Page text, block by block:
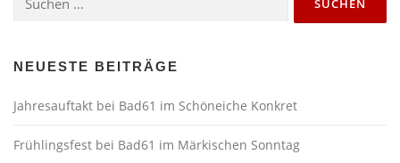
nach:
NEUESTE BEITRÄGE
Jahresauftakt bei Bad61 im Schöneiche Konkret
Frühlingsfest bei Bad61 im Märkischen Sonntag